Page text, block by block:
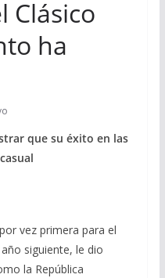
Clásico
ha
que su éxito en las
vez primera para el
siguiente, le dio
la República